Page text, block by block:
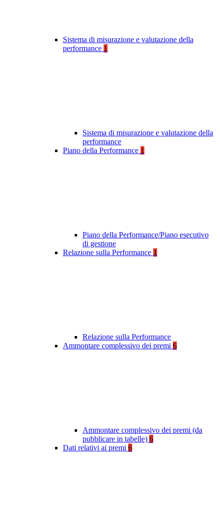
Sistema di misurazione e valutazione della
performance 1
Sistema di misurazione e valutazione della
performance
Piano della Performance 1
Piano della Performance/Piano esecutivo
di gestione
Relazione sulla Performance 1
Relazione sulla Performance
Ammontare complessivo dei premi 6
Ammontare complessivo dei premi (da
pubblicare in tabelle) 6
Dati relativi ai premi 6